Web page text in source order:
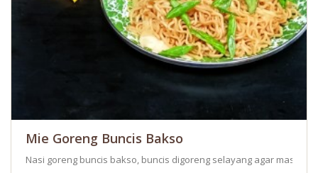
Mie Goreng Buncis Bakso
Nasi goreng buncis bakso, buncis digoreng selayang agar masih